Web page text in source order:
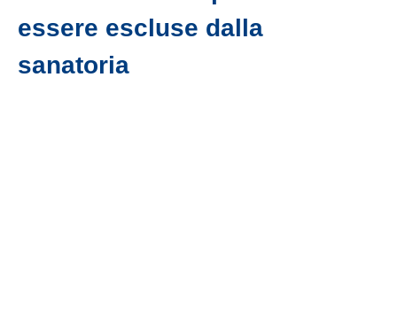
essere escluse dalla
sanatoria